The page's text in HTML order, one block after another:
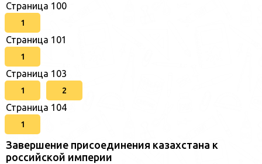
Страница 100
1
Страница 101
1
Страница 103
1 2
Страница 104
1
Завершение присоединения казахстана к
российской империи